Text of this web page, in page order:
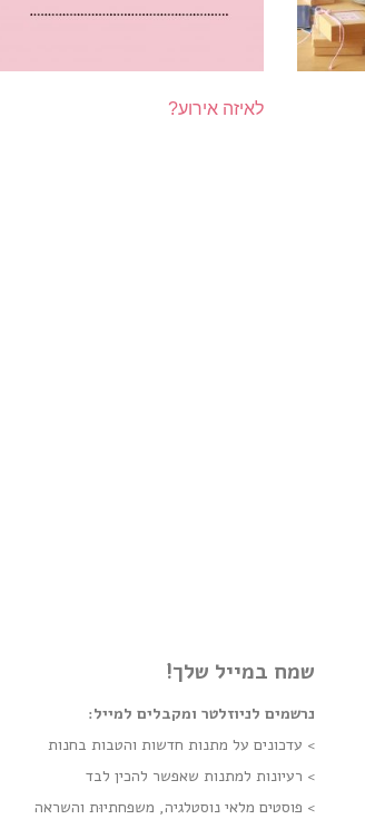
לאיזה אירוע?
שמח במייל שלך!
נרשמים לניוזלטר ומקבלים למייל:
> עדכונים על מתנות חדשות והטבות בחנות
> רעיונות למתנות שאפשר להכין לבד
> פוסטים מלאי נוסטלגיה, משפחתיוּת והשראה